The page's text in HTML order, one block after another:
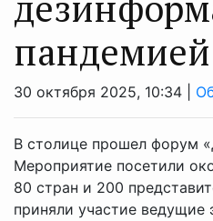
30 октября 2025, 10:34 |
В столице прошел форум
Мероприятие посетили
80 стран и 200
приняли участие ведущие